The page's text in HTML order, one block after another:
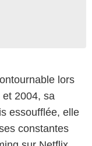
lors
2004, sa
essoufflée, elle
constantes